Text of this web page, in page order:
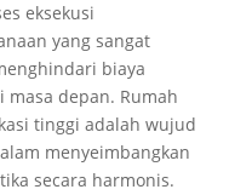
eksekusi
yang sangat
biaya
depan. Rumah
tinggi adalah wujud
menyeimbangkan
secara harmonis.